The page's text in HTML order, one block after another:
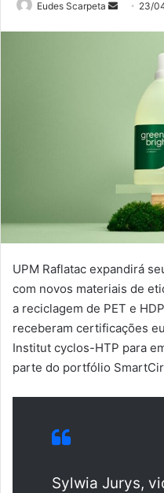
Eudes Scarpeta
Mande23/
UPM Raflatac expandirá
​​com novos materiais de
a reciclagem de PET e
receberam certificações
Institut cyclos-HTP para
parte do portfólio
Sylwia Jurys,